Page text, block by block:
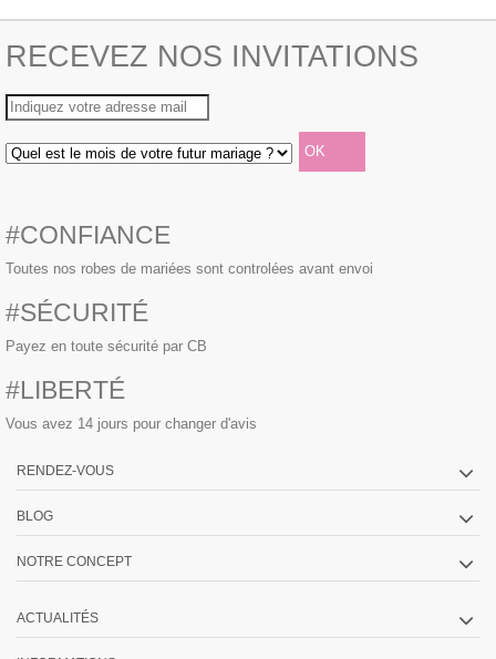
RECEVEZ NOS INVITATIONS
#CONFIANCE
Toutes nos robes de mariées sont controlées avant envoi
#SÉCURITÉ
Payez en toute sécurité par CB
#LIBERTÉ
Vous avez 14 jours pour changer d'avis
RENDEZ-VOUS
BLOG
NOTRE CONCEPT
ACTUALITÉS